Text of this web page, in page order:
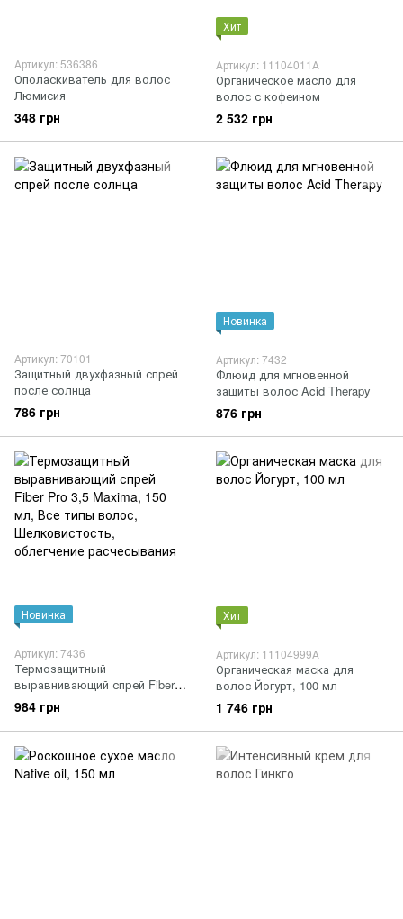
Артикул: 536386
Ополаскиватель для волос
Люмисия
348 грн
Хит
Артикул: 11104011А
Органическое масло для
волос с кофеином
2 532 грн
Артикул: 70101
Защитный двухфазный спрей
после солнца
786 грн
Новинка
Артикул: 7432
Флюид для мгновенной
защиты волос Acid Therapy
876 грн
Новинка
Артикул: 7436
Термозащитный
выравнивающий спрей Fiber
Pro 3,5 Maxima
984 грн
Хит
Артикул: 11104999А
Органическая маска для
волос Йогурт, 100 мл
1 746 грн